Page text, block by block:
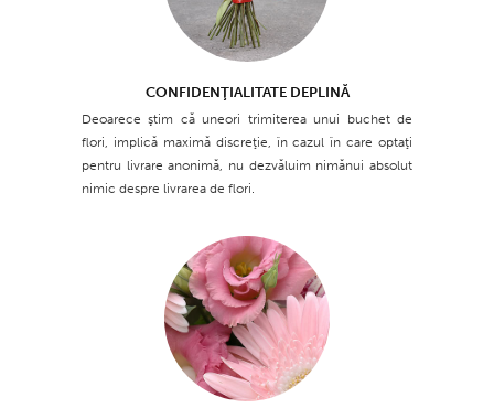
CONFIDENŢIALITATE DEPLINĂ
Deoarece ştim că uneori trimiterea unui buchet de
flori, implică maximă discreţie, în cazul în care optaţi
pentru livrare anonimă, nu dezvăluim nimănui absolut
nimic despre livrarea de flori.